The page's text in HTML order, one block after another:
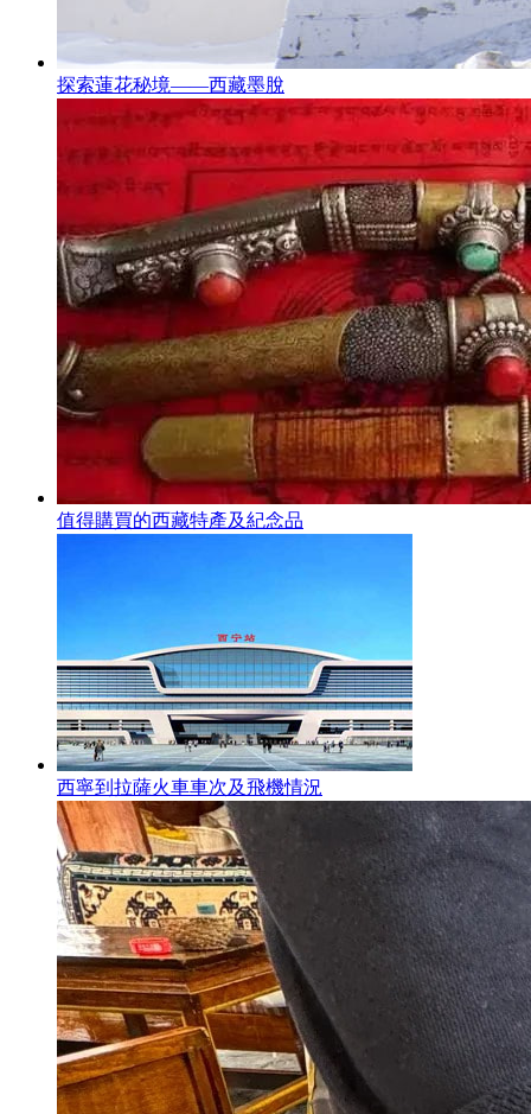
探索蓮花秘境——西藏墨脫
值得購買的西藏特產及紀念品
西寧到拉薩火車車次及飛機情況